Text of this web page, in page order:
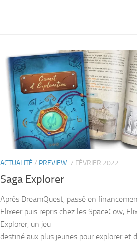
ACTUALITÉ/PREVIEW 7 FÉVRIER 2022
Saga Explorer
Après DreamQuest, passé en
Elixeer puis repris chez les SpaceCow,
Explorer, un jeu
destiné aux plus jeunes pour explorer et
partageant des aventures en famille,
de rôle. Campagne Ulule le 07 février